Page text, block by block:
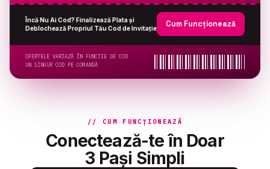
Încă Nu Ai Cod? Finalizează Plata și
Deblochează Propriul Tău Cod de Invitație
Cum Funcționează
OFERTELE VARIAZĂ ÎN FUNCȚIE DE COD
UN SINGUR COD PE COMANDĂ
// CUM FUNCȚIONEAZĂ
Conectează-te în Doar
3 Pași Simpli